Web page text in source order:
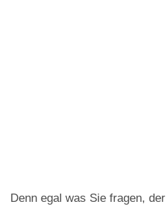
Denn egal was Sie fragen,